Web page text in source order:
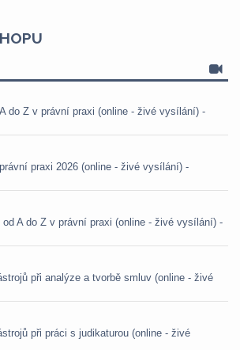
do Z v právní praxi (online - živé vysílání) -
praxi 2026 (online - živé vysílání) -
od A do Z v právní praxi (online - živé vysílání) -
při analýze a tvorbě smluv (online - živé
při práci s judikaturou (online - živé